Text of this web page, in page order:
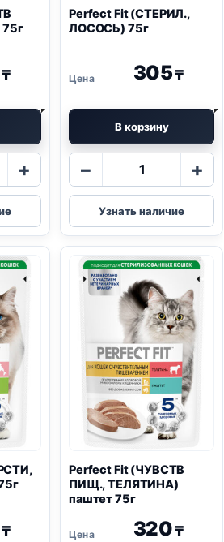
₸
+
Perfect Fit (СТЕРИЛ.,
ЛОСОСЬ) 75г
305₸
В корзину
−
Количество
Perfect
Fit
(СТЕРИЛ.,
ЛОСОСЬ)
75г
+
Узнать наличие
₸
Perfect Fit (ЧУВСТВ
ПИЩ., ТЕЛЯТИНА)
паштет 75г
320₸